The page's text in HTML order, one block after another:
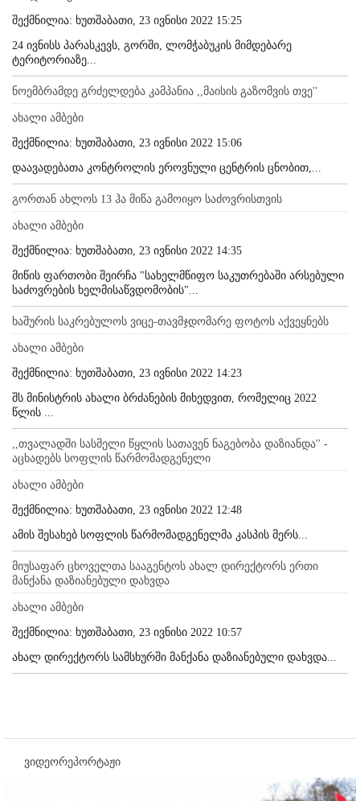
შექმნილია: ხუთშაბათი, 23 ივნისი 2022 15:25
24 ივნისს პარასკევს, გორში, ლომჭაბუკის მიმდებარე
ტერიტორიაზე...
ნოემბრამდე გრძელდება კამპანია ,,მაისის გაზომვის თვე''
ახალი ამბები
შექმნილია: ხუთშაბათი, 23 ივნისი 2022 15:06
დაავადებათა კონტროლის ეროვნული ცენტრის ცნობით,...
გორთან ახლოს 13 ჰა მიწა გამოიყო საძოვრისთვის
ახალი ამბები
შექმნილია: ხუთშაბათი, 23 ივნისი 2022 14:35
მიწის ფართობი შეირჩა "სახელმწიფო საკუთრებაში არსებული
საძოვრების ხელმისაწვდომობის"...
ხაშურის საკრებულოს ვიცე-თავმჯდომარე ფოტოს აქვეყნებს
ახალი ამბები
შექმნილია: ხუთშაბათი, 23 ივნისი 2022 14:23
შს მინისტრის ახალი ბრძანების მიხედვით, რომელიც 2022
წლის ...
,,თვალადში სასმელი წყლის სათავენ ნაგებობა დაზიანდა'' -
აცხადებს სოფლის წარმომადგენელი
ახალი ამბები
შექმნილია: ხუთშაბათი, 23 ივნისი 2022 12:48
ამის შესახებ სოფლის წარმომადგენელმა კასპის მერს...
მიუსაფარ ცხოველთა სააგენტოს ახალ დირექტორს ერთი
მანქანა დაზიანებული დახვდა
ახალი ამბები
შექმნილია: ხუთშაბათი, 23 ივნისი 2022 10:57
ახალ დირექტორს სამსხურში მანქანა დაზიანებული დახვდა...
ვიდეორეპორტაჟი